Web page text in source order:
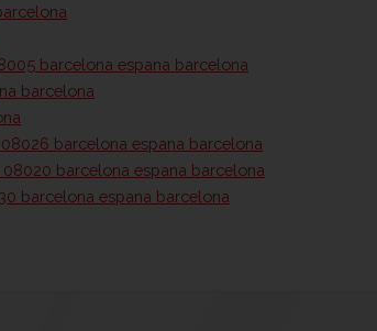
barcelona espana barcelona
barcelona
barcelona espana barcelona
barcelona espana barcelona
barcelona espana barcelona